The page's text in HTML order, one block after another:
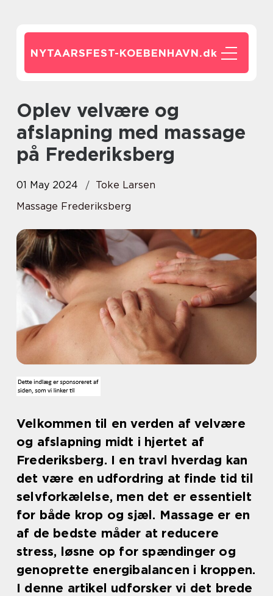
NYTAARSFEST-KOEBENHAVN.dk
Oplev velvære og
afslapning med massage
på Frederiksberg
01 May 2024
Toke Larsen
Massage Frederiksberg
Velkommen til en verden af velvære
og afslapning midt i hjertet af
Frederiksberg. I en travl hverdag kan
det være en udfordring at finde tid til
selvforkælelse, men det er essentielt
for både krop og sjæl. Massage er en
af de bedste måder at reducere
stress, løsne op for spændinger og
genoprette energibalancen i kroppen.
I denne artikel udforsker vi det brede